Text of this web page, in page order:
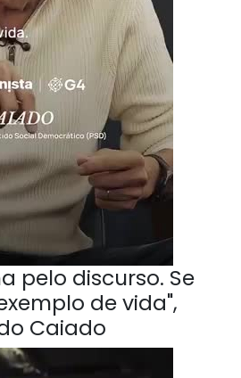
pelo discurso. Se
de vida",
Caiado